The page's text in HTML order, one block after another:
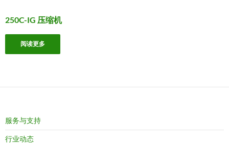
250C-IG 压缩机
阅读更多
服务与支持
行业动态